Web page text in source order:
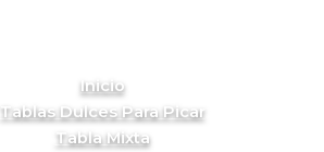
Inicio
Tablas Dulces Para Picar
Tabla Mixta